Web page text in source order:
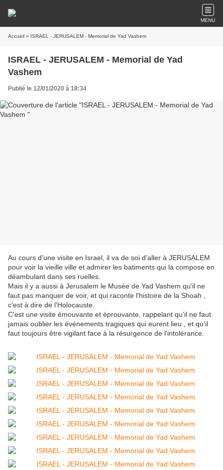
MENU
Accueil » ISRAEL - JERUSALEM - Memorial de Yad Vashem
ISRAEL - JERUSALEM - Memorial de Yad
Vashem
Publié le 12/01/2020 à 18:34
Au cours d'une visite en Israel, il va de soi d'aller à JERUSALEM
pour voir la vieille ville et admirer les batiments qui la compose en
déambulant dans ses ruelles.
Mais il y a aussi à Jerusalem le Musée de Yad Vashem qu'il ne
faut pas manquer de voir, et qui raconte l'histoire de la Shoah ,
c'est à dire de l'Holocauste.
C'est une visite émouvante et éprouvante, rappelant qu'il ne faut
jamais oublier les événements tragiques qui eurent lieu , et qu'il
faut toujours être vigilant face à la résurgence de l'intolérance.